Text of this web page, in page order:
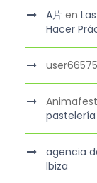
A片 en
Hacer
pastelería
agencia
Ibiza